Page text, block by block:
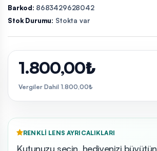
Barkod: 8683429628042
Stok Durumu: Stokta var
1.800,00₺
Vergiler Dahil 1.800,00₺
RENKLI LENS AYRICALIKLARI
Kutunuzu seçin, hediyenizi büyütün